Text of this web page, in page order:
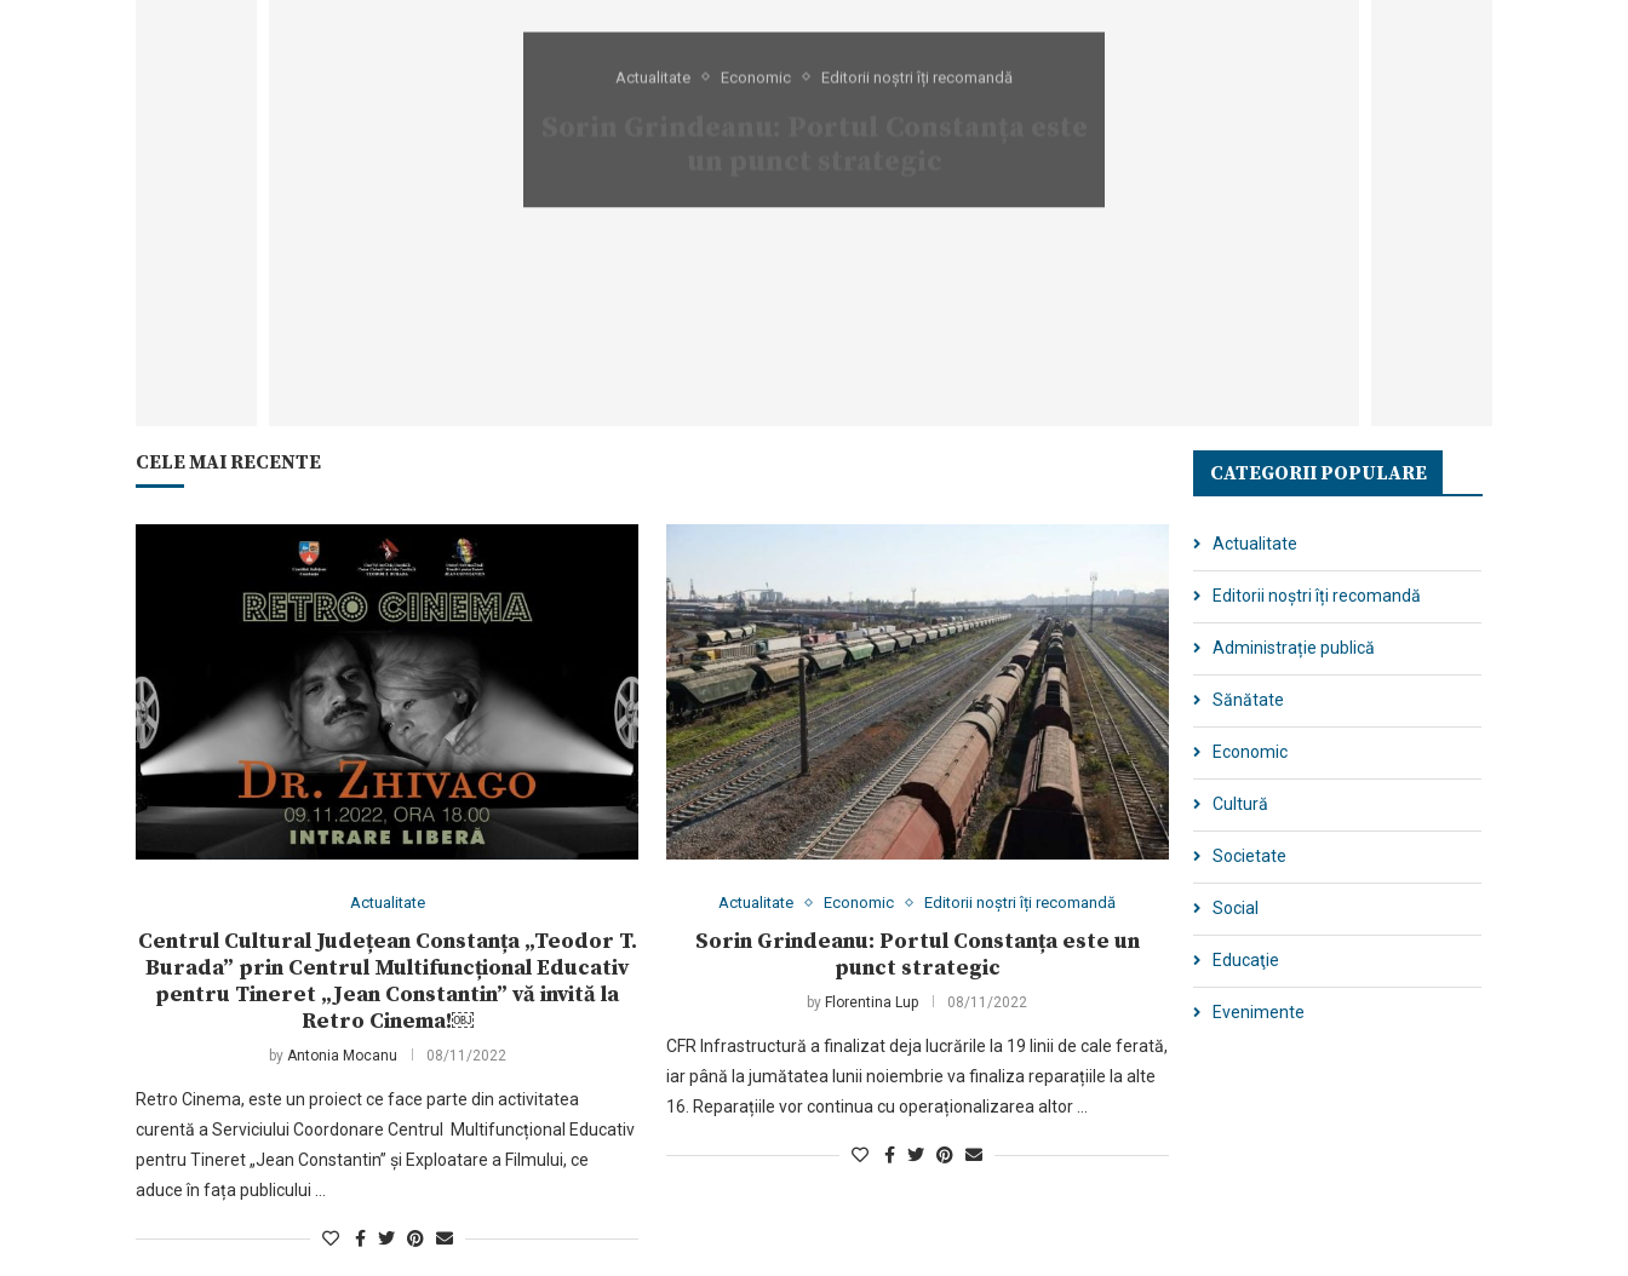
CELE MAI RECENTE
Actualitate
Centrul Cultural Județean Constanța „Teodor T.
Burada” prin Centrul Multifuncțional Educativ
pentru Tineret „Jean Constantin” vă invită la
Retro Cinema!￼
by Antonia Mocanu 08/11/2022
Retro Cinema, este un proiect ce face parte din activitatea
curentă a Serviciului Coordonare Centrul Multifuncțional Educativ
pentru Tineret „Jean Constantin” și Exploatare a Filmului, ce
aduce în fața publicului …
Actualitate Economic Editorii noștri îți recomandă
Sorin Grindeanu: Portul Constanța este un
punct strategic
by Florentina Lup 08/11/2022
CFR Infrastructură a finalizat deja lucrările la 19 linii de cale ferată,
iar până la jumătatea lunii noiembrie va finaliza reparațiile la alte
16. Reparațiile vor continua cu operaționalizarea altor …
CATEGORII POPULARE
Actualitate
Editorii noștri îți recomandă
Administrație publică
Sănătate
Economic
Cultură
Societate
Social
Educaţie
Evenimente